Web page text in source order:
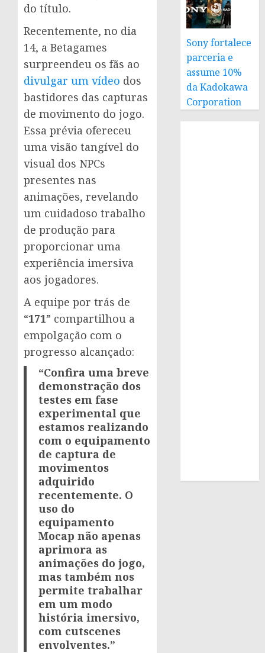
do título.
Recentemente, no dia
14, a Betagames
surpreendeu os fãs ao
divulgar um vídeo dos
bastidores das capturas
de movimento do jogo.
Essa prévia ofereceu
uma visão tangível do
visual dos NPCs
presentes nas
animações, revelando
um cuidadoso trabalho
de produção para
proporcionar uma
experiência imersiva
aos jogadores.
A equipe por trás de
“171” compartilhou a
empolgação com o
progresso alcançado:
“Confira uma breve
demonstração dos
testes em fase
experimental que
estamos realizando
com o equipamento
de captura de
movimentos
adquirido
recentemente. O
uso do
equipamento
Mocap não apenas
aprimora as
animações do jogo,
mas também nos
permite trabalhar
em um modo
história imersivo,
com cutscenes
envolventes.”
Sony fortalece
parceria e
assume 10%
da Kadokawa
Corporation